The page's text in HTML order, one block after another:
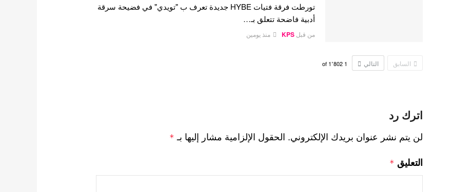
تورطت فرقة فتيات HYBE جديدة تعرف ب "تويدي" في فضيحة سرقة
أدبية فاضحة تتعلق بـ…
من قبلKPS منذ يومين
السابق التالي 1
of1٬802
اترك رد
لن يتم نشر عنوان بريدك الإلكتروني. الحقول الإلزامية مشار إليها بـ *
التعليق *